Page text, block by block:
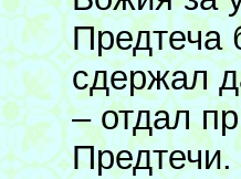
Предтеча
сдержал
– отдал
Предтечи.